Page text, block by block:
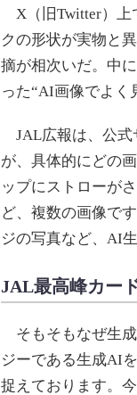
X（旧Twitter）上
クの形状が実物と
摘が相次いだ。中
った“AI画像でよく
JAL広報は、公式
が、具体的にどの
ップにストローが
ど、複数の画像で
ジの写真など、AI
JAL最高峰カー
そもそもなぜ生
ジーである生成AI
捉えております。